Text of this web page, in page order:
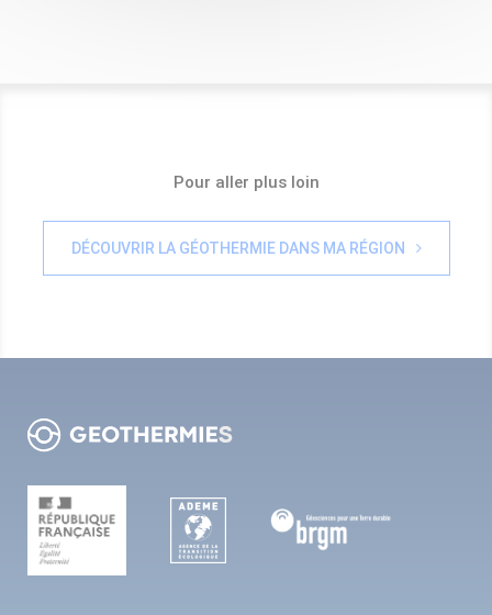
Pour aller plus loin
DÉCOUVRIR LA GÉOTHERMIE DANS MA RÉGION